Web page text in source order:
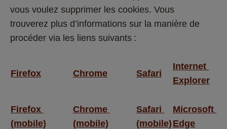
vous voulez supprimer les cookies. Vous
trouverez plus d’informations sur la manière de
procéder via les liens suivants :
Firefox Chrome Safari
Internet
Explorer
Firefox
(mobile)
Chrome
(mobile)
Safari
(mobile)
Microsoft
Edge